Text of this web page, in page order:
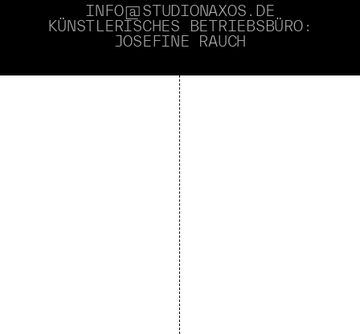
INFO@STUDIONAXOS.DE
KÜNSTLERISCHES BETRIEBSBÜRO:
JOSEFINE RAUCH